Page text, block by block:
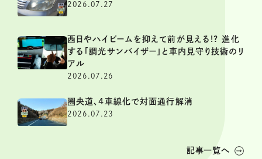
2026.07.27
西日やハイビームを抑えて前が見える!? 進化
する「調光サンバイザー」と車内見守り技術のリ
アル
2026.07.26
圏央道、4車線化で対面通行解消
2026.07.23
記事一覧へ